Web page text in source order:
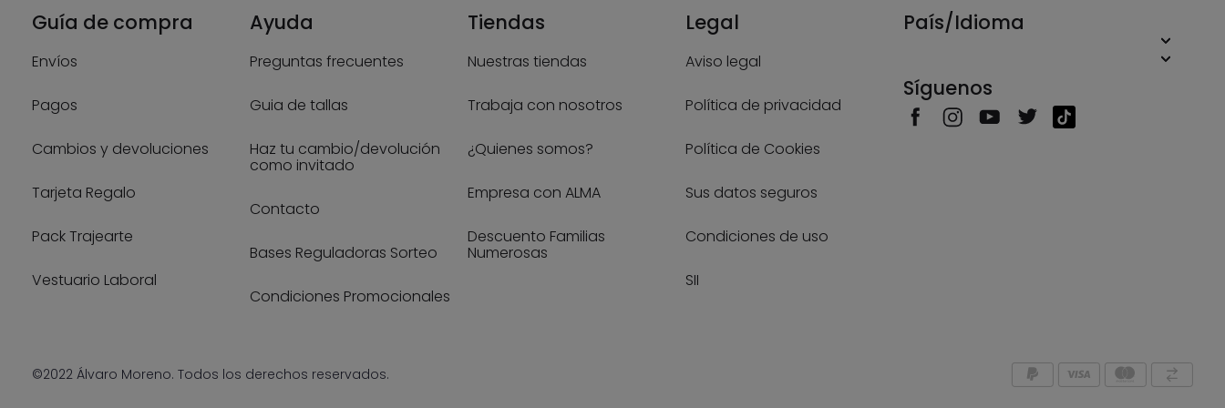
Guía de compra
Envíos
Pagos
Cambios y devoluciones
Tarjeta Regalo
Pack Trajearte
Vestuario Laboral
Ayuda
Preguntas frecuentes
Guia de tallas
Haz tu cambio/devolución
como invitado
Contacto
Bases Reguladoras Sorteo
Condiciones Promocionales
Tiendas
Nuestras tiendas
Trabaja con nosotros
¿Quienes somos?
Empresa con ALMA
Descuento Familias
Numerosas
Legal
Aviso legal
Política de privacidad
Política de Cookies
Sus datos seguros
Condiciones de uso
SII
País/Idioma
Síguenos
©2022 Álvaro Moreno. Todos los derechos reservados.